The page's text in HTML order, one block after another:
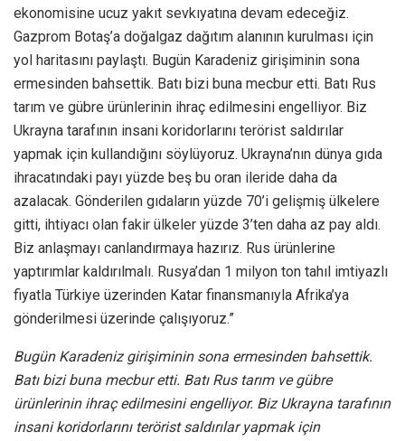
ekonomisine ucuz yakıt sevkıyatına devam edeceğiz.
Gazprom Botaş’a doğalgaz dağıtım alanının kurulması için
yol haritasını paylaştı. Bugün Karadeniz girişiminin sona
ermesinden bahsettik. Batı bizi buna mecbur etti. Batı Rus
tarım ve gübre ürünlerinin ihraç edilmesini engelliyor. Biz
Ukrayna tarafının insani koridorlarını terörist saldırılar
yapmak için kullandığını söylüyoruz. Ukrayna’nın dünya gıda
ihracatındaki payı yüzde beş bu oran ileride daha da
azalacak. Gönderilen gıdaların yüzde 70’i gelişmiş ülkelere
gitti, ihtiyacı olan fakir ülkeler yüzde 3’ten daha az pay aldı.
Biz anlaşmayı canlandırmaya hazırız. Rus ürünlerine
yaptırımlar kaldırılmalı. Rusya’dan 1 milyon ton tahıl imtiyazlı
fiyatla Türkiye üzerinden Katar finansmanıyla Afrika’ya
gönderilmesi üzerinde çalışıyoruz.”
Bugün Karadeniz girişiminin sona ermesinden bahsettik.
Batı bizi buna mecbur etti. Batı Rus tarım ve gübre
ürünlerinin ihraç edilmesini engelliyor. Biz Ukrayna tarafının
insani koridorlarını terörist saldırılar yapmak için